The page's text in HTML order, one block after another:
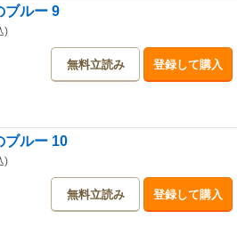
ブルー 9
)
無料立読み 登録して購入
ブルー 10
)
無料立読み 登録して購入